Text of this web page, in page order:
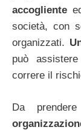
accogliente
società, con
organizzati.
può
correre il
Da